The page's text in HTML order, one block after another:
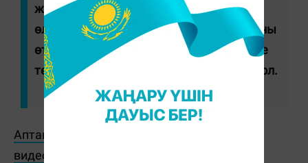
жүріп жатыр. Бүгінде (тасқын кезінде
өлген – автор) 4801 бас малдың шығыны
өтелді. Осылайша, 1 млрд 198 млн теңге
төленді. Бұл жұмыс жалғасады", - деді ол.
Аптаның басты оқиғалары мен пайдалы
видеоларды көру үшін YouTube арнамызға